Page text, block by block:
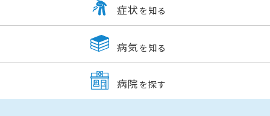
症状 を知る
病気 を知る
病院 を探す